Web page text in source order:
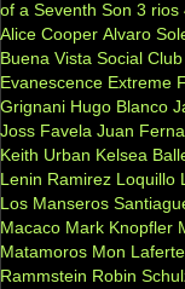
of a Seventh Son 3 rios
Alice Cooper Alvaro
Buena Vista Social Club
Evanescence Extreme
Grignani Hugo Blanco
Joss Favela Juan
Keith Urban Kelsea
Lenin Ramirez Loquillo
Los Manseros
Macaco Mark Knopfler
Matamoros Mon Laferte
Rammstein Robin